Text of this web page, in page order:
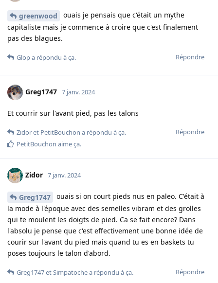
greenwood
ouais je pensais que c'était un mythe
capitaliste mais je commence à croire que c'est finalement
pas des blagues.
Répondre
Glopa répondu à ça.
Greg1747 7 janv. 2024
Et courrir sur l'avant pied, pas les talons
Répondre
Zidoret PetitBouchon a répondu à ça.
PetitBouchon aime ça.
Zidor 7 janv. 2024
Greg1747
ouais si on court pieds nus en paleo. C'était à
la mode à l'époque avec des semelles vibram et des grolles
qui te moulent les doigts de pied. Ca se fait encore? Dans
l'absolu je pense que c'est effectivement une bonne idée de
courir sur l'avant du pied mais quand tu es en baskets tu
poses toujours le talon d'abord.
Répondre
Greg1747etSimpatochea répondu à ça.